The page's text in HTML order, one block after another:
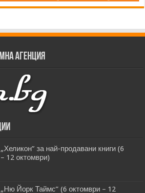
агенция
за най-продавани книги (6
12 октомври)
Йорк Таймс” (6 октомври – 12